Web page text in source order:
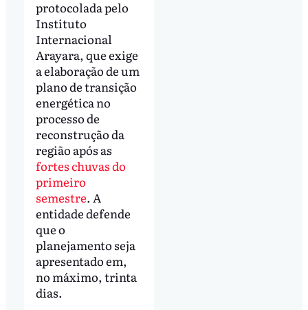
protocolada pelo
Instituto
Internacional
Arayara, que exige
a elaboração de um
plano de transição
energética no
processo de
reconstrução da
região após as
fortes chuvas do
primeiro
semestre. A
entidade defende
que o
planejamento seja
apresentado em,
no máximo, trinta
dias.